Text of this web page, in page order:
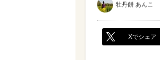
牡丹餅 あんこ
Xでシェア